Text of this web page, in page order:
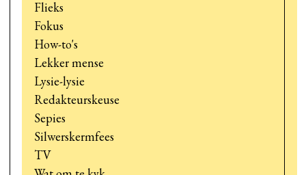
Flieks
Fokus
How-to's
Lekker mense
Lysie-lysie
Redakteurskeuse
Sepies
Silwerskermfees
TV